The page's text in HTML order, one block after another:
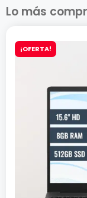
Lo más
¡OFERTA!